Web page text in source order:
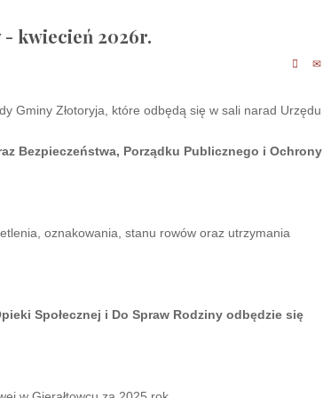
kwiecień 2026r.
Gminy Złotoryja, które odbędą się w sali narad Urzędu
Bezpieczeństwa, Porządku Publicznego i Ochrony
oznakowania, stanu rowów oraz utrzymania
Społecznej i Do Spraw Rodziny odbędzie się